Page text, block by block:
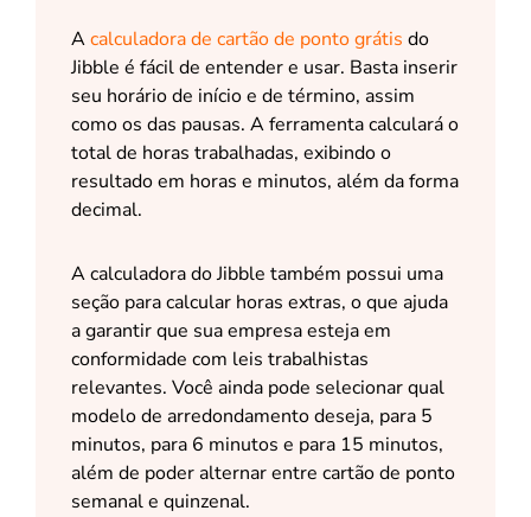
Acalculadora de cartão de ponto grátis do
Jibble é fácil de entender e usar. Basta inserir
seu horário de início e de término, assim
como os das pausas. A ferramenta calculará o
total de horas trabalhadas, exibindo o
resultado em horas e minutos, além da forma
decimal.
A calculadora do Jibble também possui uma
seção para calcular horas extras, o que ajuda
a garantir que sua empresa esteja em
conformidade com leis trabalhistas
relevantes. Você ainda pode selecionar qual
modelo de arredondamento deseja, para 5
minutos, para 6 minutos e para 15 minutos,
além de poder alternar entre cartão de ponto
semanal e quinzenal.